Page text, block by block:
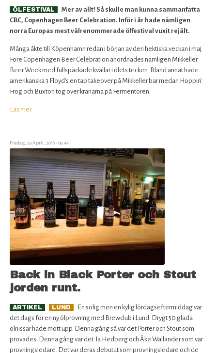
ÖLFESTIVAL
Mer av allt! Så skulle man kunna sammanfatta
CBC, Copenhagen Beer Celebration. Inför i år hade nämligen
norra Europas mest välrenommerade ölfestival vuxit rejält.
Många åkte till Köpenhamn redan i början av den hektiska veckan i maj.
Före Copenhagen Beer Celebration anordnades nämligen Mikkeller
Beer Week med fullspäckade kvällar i ölets tecken. Bland annat hade
amerikanska 3 Floyd’s en tap takeover på Mikkeller bar medan Hoppin’
Frog och Buxton tog över kranarna på Fermentoren.
Läs merom
stor
upplevelse
Fredag, 29 April, 2016 - 09:44
Back in Black Porter och Stout
jorden runt.
ARTIKEL LUND
En solig men en kylig lördagseftermiddag var
det dags för en ny ölprovning med Brewclub i Lund. Drygt 50 glada
ölnissar hade mött upp. Denna gång så var det Porter och Stout som
provades. Denna gång var det Ia Hedberg och Åke Wallander som var
provningsledare. Det var deras debutut som provningsledare och de